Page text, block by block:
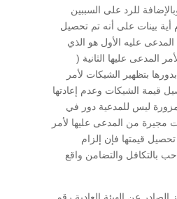
للرد على السببين
أية بينات على أنه تم تحصيل
عليه الأول هو الذي
المدعى عليها الثانية (
بتظهير الشيكات لأمر
قيمة الشيكات وعدم إعادتها
مزورة ليس للمدعية دور في
مجيرة من المدعى عليها لأمر
قيمتها فإن إلزام
بالتكافل والتضامن واقع
الصادر عن الهيئة العادية رقم